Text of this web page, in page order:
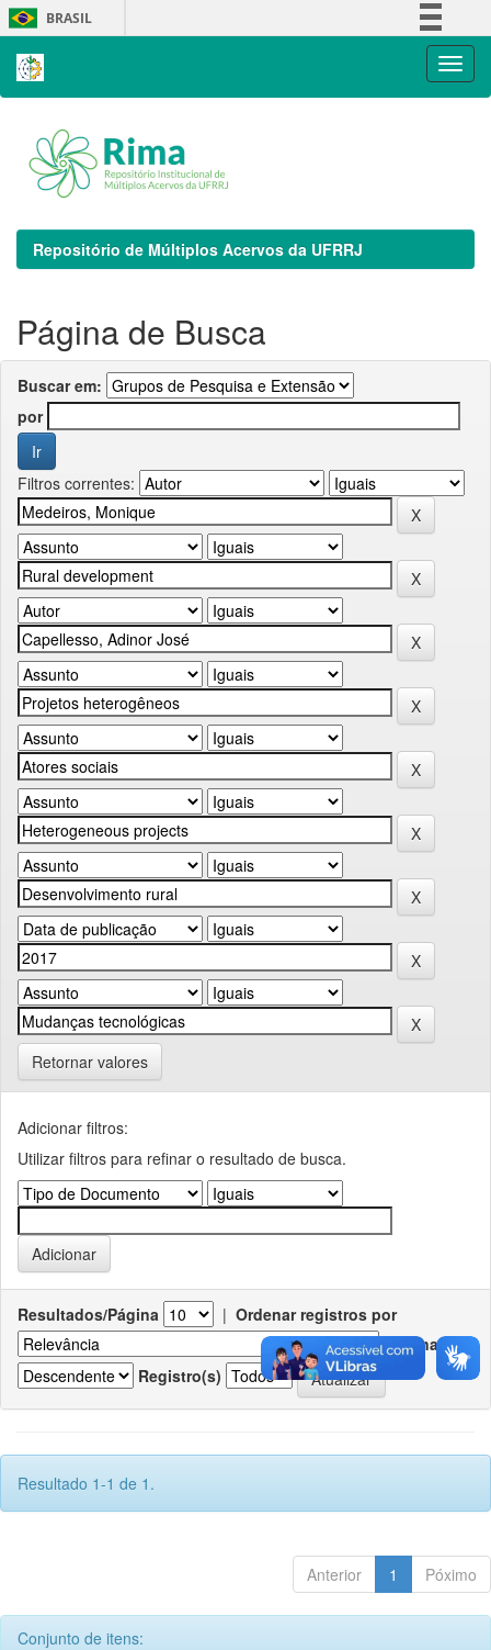
Skip
navigation
BRASIL
Repositório de Múltiplos Acervos da UFRRJ
Página de Busca
Buscar em:
por
Filtros correntes:
Retornar valores
Adicionar filtros:
Utilizar filtros para refinar o resultado de busca.
Resultados/Página | Ordenar registros por
Ordenar
Registro(s)
Resultado 1-1 de 1.
Anterior 1 Póximo
Conjunto de itens: